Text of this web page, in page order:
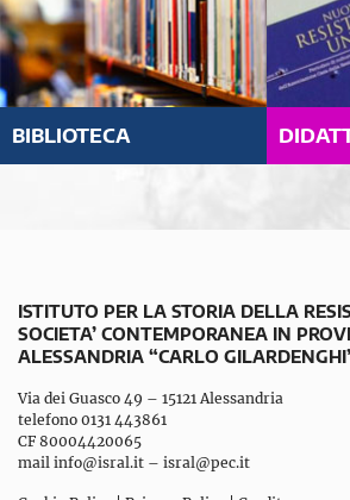
BIBLIOTECA
ISTITUTO PER LA STORIA DELLA
SOCIETA’ CONTEMPORANEA IN
ALESSANDRIA “CARLO
Via dei Guasco 49 – 15121 Alessandria
telefono 0131 443861
CF 80004420065
mail info@isral.it – isral@pec.it